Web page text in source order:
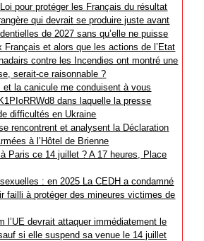
pour protéger les Français du résultat
qui devrait se produire juste avant
de 2027 sans qu’elle ne puisse
Français et alors que les actions de l’Etat
contre les Incendies ont montré une
serait-ce raisonnable ?
et la canicule me conduisent à vous
dans laquelle la presse
difficultés en Ukraine
rencontrent et analysent la Déclaration
à l’Hôtel de Brienne
Paris ce 14 juillet ? A 17 heures, Place
: en 2025 La CEDH a condamné
failli à protéger des mineures victimes de
l’UE devrait attaquer immédiatement le
si elle suspend sa venue le 14 juillet